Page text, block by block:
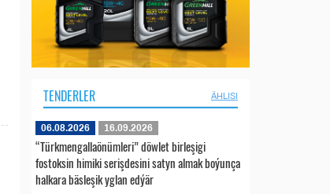
TENDERLER ÄHLISI
06.08.2026 16.09.2026
“Türkmengallaönümleri” döwlet birleşigi
fostoksin himiki serişdesini satyn almak boýunça
halkara bäsleşik yglan edýär